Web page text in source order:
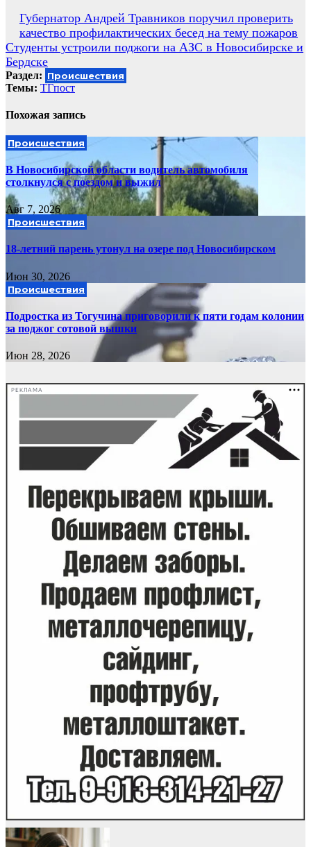
Навигация
по
записям
Губернатор Андрей Травников поручил проверить
качество профилактических бесед на тему пожаров
Студенты устроили поджоги на АЗС в Новосибирске и
Бердске
Раздел: Происшествия
Темы: ТГпост
Похожая запись
Происшествия
В Новосибирской области водитель автомобиля
столкнулся с поездом и выжил
Авг 7, 2026
Происшествия
18-летний парень утонул на озере под Новосибирском
Июн 30, 2026
Происшествия
Подростка из Тогучина приговорили к пяти годам колонии
за поджог сотовой вышки
Июн 28, 2026
РЕКЛАМА